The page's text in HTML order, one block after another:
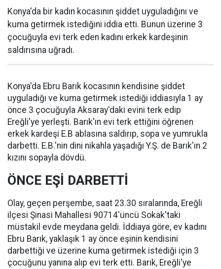
Konya'da bir kadın kocasının şiddet uyguladığını ve
kuma getirmek istediğini iddia etti. Bunun üzerine 3
çocuğuyla evi terk eden kadını erkek kardeşinin
saldırısına uğradı.
Konya'da Ebru Barık kocasının kendisine şiddet
uyguladığı ve kuma getirmek istediği iddiasıyla 1 ay
önce 3 çocuğuyla Aksaray'daki evini terk edip
Ereğli'ye yerleşti. Barık'ın evi terk ettiğini öğrenen
erkek kardeşi E.B ablasına saldırıp, sopa ve yumrukla
darbetti. E.B.'nin dini nikahla yaşadığı Y.Ş. de Barık'ın 2
kızını sopayla dövdü.
ÖNCE EŞİ DARBETTİ
Olay, geçen perşembe, saat 23.30 sıralarında, Ereğli
ilçesi Şinasi Mahallesi 90714'üncü Sokak'taki
müstakil evde meydana geldi. İddiaya göre, ev kadını
Ebru Barık, yaklaşık 1 ay önce eşinin kendisini
darbettiği ve üzerine kuma getirmek istediği için 3
çocuğunu yanına alıp evi terk etti. Barık, Ereğli'ye